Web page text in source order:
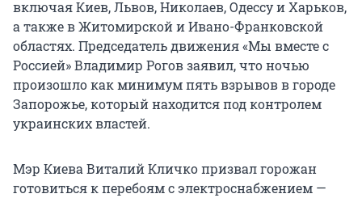
включая Киев, Львов, Николаев, Одессу и Харьков,
а также в Житомирской и Ивано-Франковской
областях. Председатель движения «Мы вместе с
Россией» Владимир Рогов заявил, что ночью
произошло как минимум пять взрывов в городе
Запорожье, который находится под контролем
украинских властей.
Мэр Киева Виталий Кличко призвал горожан
готовиться к перебоям с электроснабжением —